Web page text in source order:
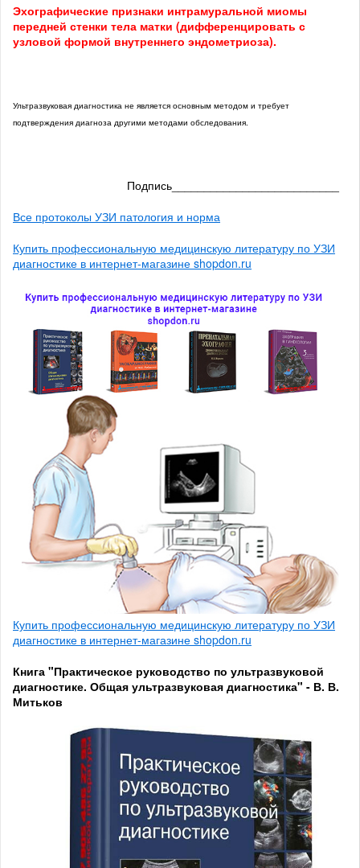
Эхографические признаки интрамуральной миомы
передней стенки тела матки (дифференцировать с
узловой формой внутреннего эндометриоза).
Ультразвуковая диагностика не является основным методом и требует
подтверждения диагноза другими методами обследования.
Подпись__________________________
Все протоколы УЗИ патология и норма
Купить профессиональную медицинскую литературу по УЗИ
диагностике в интернет-магазине shopdon.ru
Купить профессиональную медицинскую литературу по УЗИ
диагностике в интернет-магазине shopdon.ru
Книга "Практическое руководство по ультразвуковой
диагностике. Общая ультразвуковая диагностика" - В. В.
Митьков